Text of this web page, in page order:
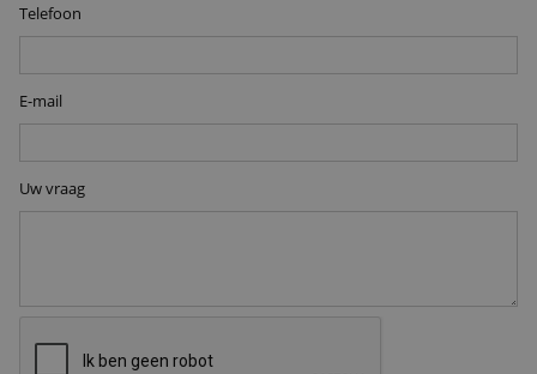
Telefoon
E-mail
Uw vraag